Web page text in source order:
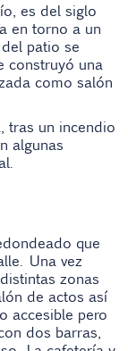
es del siglo
en torno a un
patio se
construyó una
como salón
tras un incendio
algunas
que
Una vez
zonas
de actos así
accesible pero
dos barras,